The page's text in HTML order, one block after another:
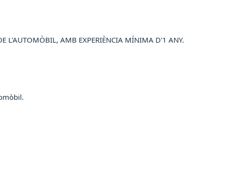
L'AUTOMÒBIL, AMB EXPERIÈNCIA MÍNIMA D'1 ANY.